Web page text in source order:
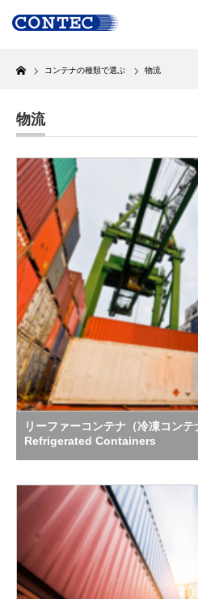
Home
コンテナの種類で選ぶ 物流
物流
リーファーコンテナ（冷凍コン
Refrigerated Containers